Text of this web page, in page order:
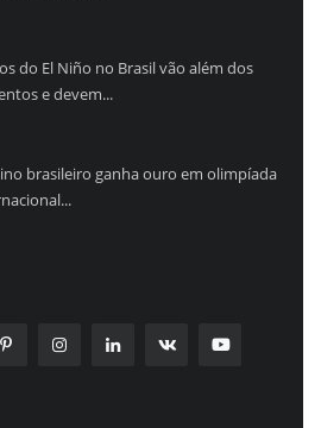
do El Niño no Brasil vão além dos
e devem...
brasileiro ganha ouro em olimpíada